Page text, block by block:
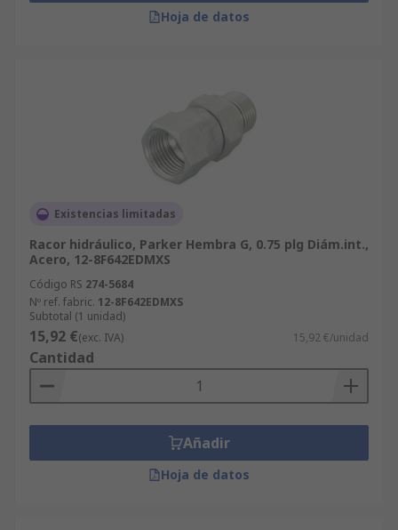
Hoja de datos
Existencias limitadas
Racor hidráulico, Parker Hembra G, 0.75 plg Diám.int.,
Acero, 12-8F642EDMXS
Código RS 274-5684
Nº ref. fabric. 12-8F642EDMXS
Subtotal (1 unidad)
15,92 €(exc. IVA) 15,92 €/unidad
Cantidad
Añadir
Hoja de datos